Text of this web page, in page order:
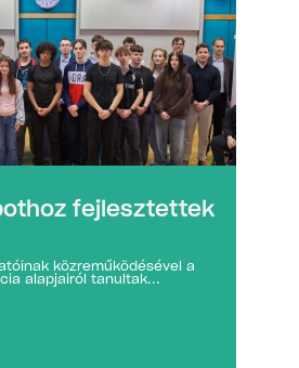
fejlesztettek
közreműködésével a
alapjairól tanultak...